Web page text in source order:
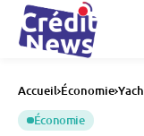
Accueil Économie
Économie